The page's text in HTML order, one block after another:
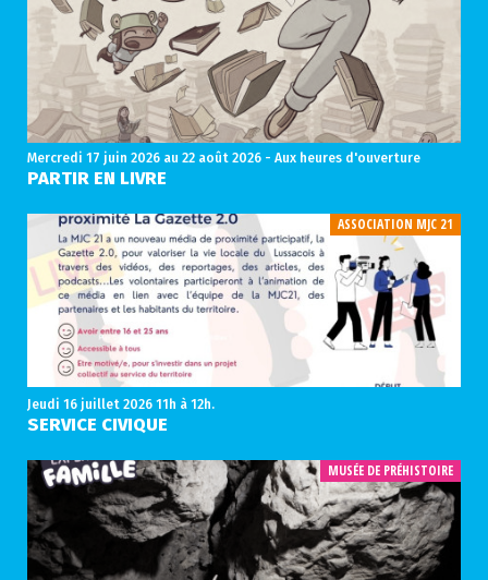
Mercredi 17 juin 2026au 22 août 2026 - Aux heures d'ouverture
PARTIR EN LIVRE
ASSOCIATION MJC 21
Jeudi 16 juillet 202611h à 12h.
SERVICE CIVIQUE
MUSÉE DE PRÉHISTOIRE